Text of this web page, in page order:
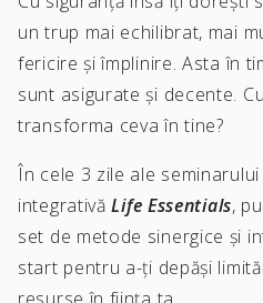
un trup mai echilibrat, mai
fericire și împlinire. Asta în
sunt asigurate și decente.
transforma ceva în tine?
În cele 3 zile ale
integrativă Life Essentials,
set de metode sinergice și
start pentru a-ți depăși